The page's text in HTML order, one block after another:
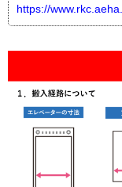
https://